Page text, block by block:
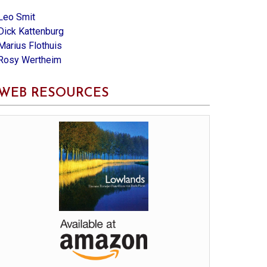
Smit
Kattenburg
Flothuis
Wertheim
RESOURCES